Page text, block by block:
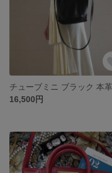
16,500円